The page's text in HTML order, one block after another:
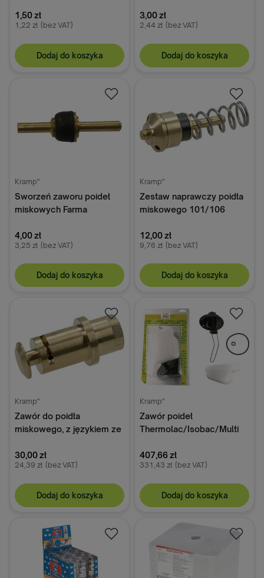
1,50 zł
1,22 zł (bez VAT)
Dodaj do koszyka
3,00 zł
2,44 zł (bez VAT)
Dodaj do koszyka
Kramp"
Sworzeń zaworu poideł
miskowych Farma
4,00 zł
3,25 zł (bez VAT)
Dodaj do koszyka
Kramp"
Zestaw naprawczy poidła
miskowego 101/106
12,00 zł
9,76 zł (bez VAT)
Dodaj do koszyka
Kramp"
Zawór do poidła
miskowego, z językiem ze
30,00 zł
24,39 zł (bez VAT)
Dodaj do koszyka
Kramp"
Zawór poideł
Thermolac/Isobac/Multi
407,66 zł
331,43 zł (bez VAT)
Dodaj do koszyka